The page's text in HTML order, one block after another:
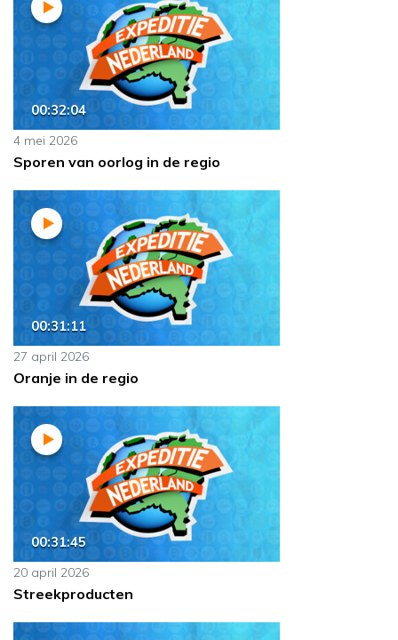
00:32:04
4 mei 2026
Sporen van oorlog in de regio
00:31:11
27 april 2026
Oranje in de regio
00:31:45
20 april 2026
Streekproducten